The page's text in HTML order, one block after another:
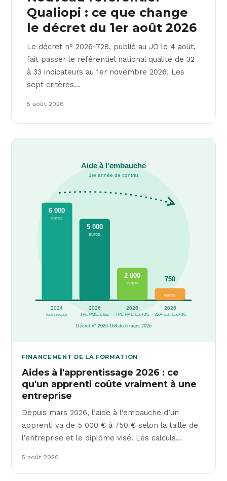
Qualiopi : ce que change
le décret du 1er août 2026
Le décret n° 2026-728, publié au JO le 4 août,
fait passer le référentiel national qualité de 32
à 33 indicateurs au 1er novembre 2026. Les
sept critères…
5 août 2026
FINANCEMENT DE LA FORMATION
Aides à l'apprentissage 2026 : ce
qu'un apprenti coûte vraiment à une
entreprise
Depuis mars 2026, l’aide à l’embauche d’un
apprenti va de 5 000 € à 750 € selon la taille de
l’entreprise et le diplôme visé. Les calculs…
5 août 2026